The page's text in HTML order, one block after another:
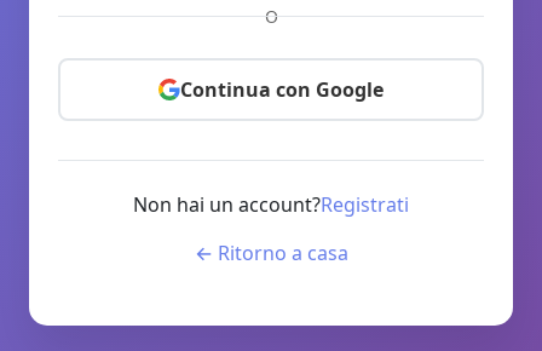
O
Continua con Google
Non hai un account?Registrati
← Ritorno a casa